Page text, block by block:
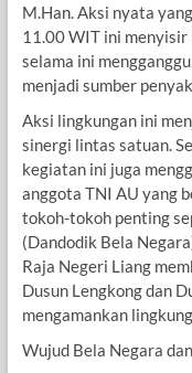
M.Han. Aksi nyata
11.00 WIT ini
selama ini
menjadi sumber
Aksi lingkungan ini
sinergi lintas satuan.
kegiatan ini juga
anggota TNI AU yang
tokoh-tokoh penting
(Dandodik Bela
Raja Negeri Liang
Dusun Lengkong dan
mengamankan
Wujud Bela Negara